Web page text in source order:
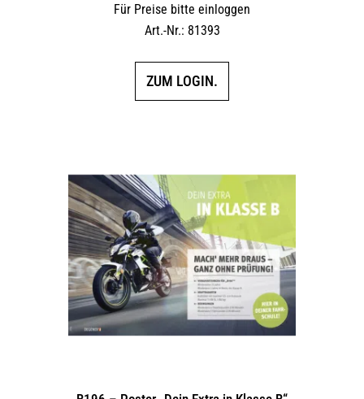
Für Preise bitte einloggen
Art.-Nr.: 81393
ZUM LOGIN.